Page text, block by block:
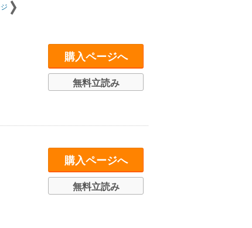
購入ページへ
無料立読み
購入ページへ
無料立読み